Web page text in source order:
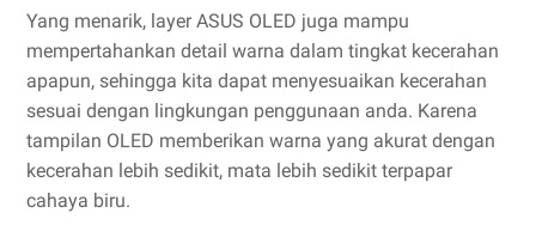
Yang menarik, layer ASUS OLED juga mampu
mempertahankan detail warna dalam tingkat kecerahan
apapun, sehingga kita dapat menyesuaikan kecerahan
sesuai dengan lingkungan penggunaan anda. Karena
tampilan OLED memberikan warna yang akurat dengan
kecerahan lebih sedikit, mata lebih sedikit terpapar
cahaya biru.